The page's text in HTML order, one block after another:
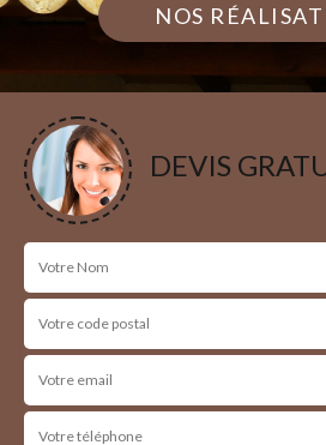
NOS
DEVIS